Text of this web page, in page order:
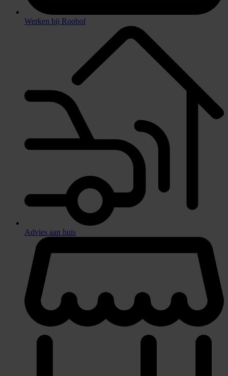
Werken bij Roobol
Advies aan huis